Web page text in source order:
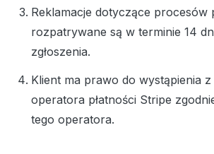
Reklamacje dotyczące procesów
rozpatrywane są w terminie 14
zgłoszenia.
Klient ma prawo do wystąpienia
operatora płatności Stripe
tego operatora.